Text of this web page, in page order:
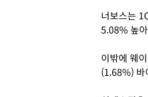
너보스는
5.08% 높
이밖에 웨
(1.68%) 바